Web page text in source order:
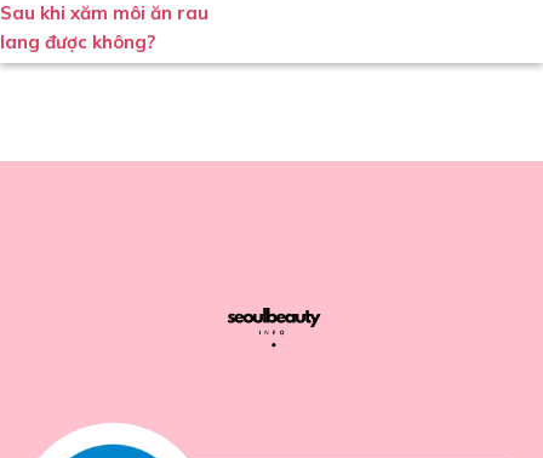
Sau khi xăm môi ăn rau
lang được không?